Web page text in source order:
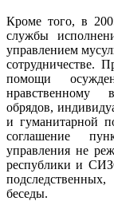
Кроме того, в
службы
управлением
сотрудничестве.
помощи
нравственному
обрядов,
и гуманитарной
соглашение
управления не
республики и
беседы.